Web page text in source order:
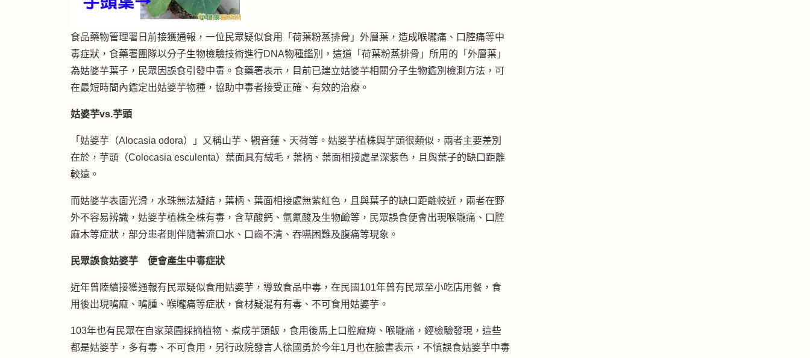
食品藥物管理署日前接獲通報，一位民眾疑似食用「荷葉粉蒸排骨」外層葉，造成喉嚨痛、口腔痛等中
毒症狀，食藥署團隊以分子生物檢驗技術進行DNA物種鑑別，這道「荷葉粉蒸排骨」所用的「外層葉」
為姑婆芋葉子，民眾因誤食引發中毒。食藥署表示，目前已建立姑婆芋相關分子生物鑑別檢測方法，可
在最短時間內鑑定出姑婆芋物種，協助中毒者接受正確、有效的治療。
姑婆芋vs.芋頭
「姑婆芋（Alocasia odora）」又稱山芋、觀音蓮、天荷等。姑婆芋植株與芋頭很類似，兩者主要差別
在於，芋頭（Colocasia esculenta）葉面具有絨毛，葉柄、葉面相接處呈深紫色，且與葉子的缺口距離
較遠。
而姑婆芋表面光滑，水珠無法凝結，葉柄、葉面相接處無紫紅色，且與葉子的缺口距離較近，兩者在野
外不容易辨識，姑婆芋植株全株有毒，含草酸鈣、氫氰酸及生物鹼等，民眾誤食便會出現喉嚨痛、口腔
麻木等症狀，部分患者則伴隨著流口水、口齒不清、吞嚥困難及腹痛等現象。
民眾誤食姑婆芋 便會產生中毒症狀
近年曾陸續接獲通報有民眾疑似食用姑婆芋，導致食品中毒，在民國101年曾有民眾至小吃店用餐，食
用後出現嘴麻、嘴腫、喉嚨痛等症狀，食材疑混有有毒、不可食用姑婆芋。
103年也有民眾在自家菜園採摘植物、煮成芋頭飯，食用後馬上口腔麻痺、喉嚨痛，經檢驗發現，這些
都是姑婆芋，多有毒、不可食用，另行政院發言人徐國勇於今年1月也在臉書表示，不慎誤食姑婆芋中毒